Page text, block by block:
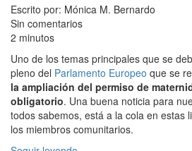
Escrito por: Mónica M. Bernardo
Sin comentarios
2 minutos
Uno de los temas principales que se
pleno del Parlamento Europeo que se
la ampliación del permiso de
obligatorio. Una buena noticia para
todos sabemos, está a la cola en estas
los miembros comunitarios.